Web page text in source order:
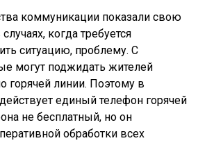
коммуникации показали свою
когда требуется
ситуацию, проблему. С
могут поджидать жителей
горячей линии. Поэтому в
единый телефон горячей
не бесплатный, но он
обработки всех